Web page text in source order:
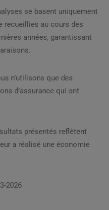
se basent uniquement
recueillies au cours des
années, garantissant
n’utilisons que des
d’assurance qui ont
présentés reflètent
a réalisé une économie
2026